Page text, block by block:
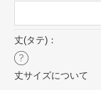
丈(タテ)：
丈サイズについて